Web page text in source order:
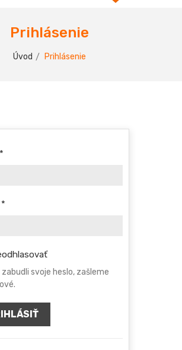
Prihlásenie
Úvod Prihlásenie
*
*
svoje heslo, zašleme